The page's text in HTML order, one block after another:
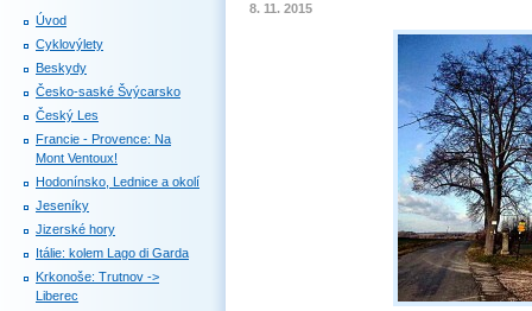
8. 11. 2015
Úvod
Cyklovýlety
Beskydy
Česko-saské Švýcarsko
Český Les
Francie - Provence: Na
Mont Ventoux!
Hodonínsko, Lednice a okolí
Jeseníky
Jizerské hory
Itálie: kolem Lago di Garda
Krkonoše: Trutnov ->
Liberec